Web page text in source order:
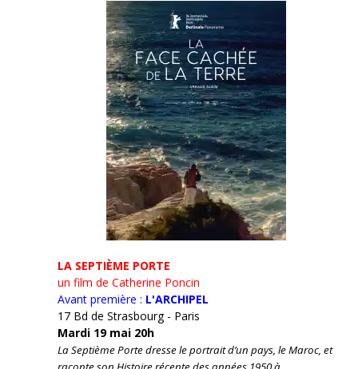
LA SEPTIÈME PORTE
un film de Catherine Poncin
Avant première : L'ARCHIPEL
17 Bd de Strasbourg - Paris
Mardi 19 mai 20h
La Septième Porte dresse le portrait d’un pays, le Maroc, et